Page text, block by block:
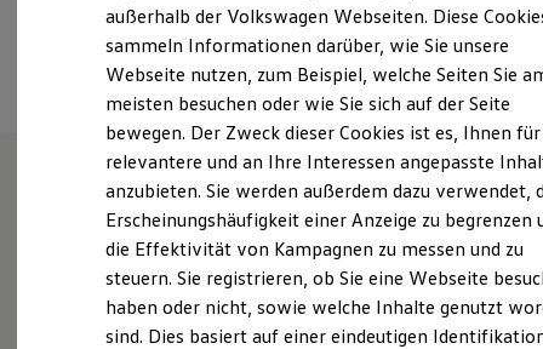
Economy Service
Räder & Reifen Service
Ersatzfahrzeuge
Notdienst und Pannenhilfe
Software, Konnektivität & Apps
California App
VW Connect für Ihren ID. Buzz
VW Connect für Ihren Transporter/Caravelle
VW Connect für Ihren Amarok
VW Connect für andere Modelle
Connect Pro
Fleet Interface Data
Multistop Pathfinder
Übersicht Software Updates
Hilfreiches für Besitzer
Termin vereinbaren
Unsere Leistungenim
Überblick
Neuwagen
Nutzfahrzeuge
außerhalb der Volkswagen Webseiten. Diese
sammeln Informationen darüber, wie Sie unsere
Webseite nutzen, zum Beispiel, welche Seiten Sie
meisten besuchen oder wie Sie sich auf der Seite
bewegen. Der Zweck dieser Cookies ist es, Ihnen für
relevantere und an Ihre Interessen angepasste
anzubieten. Sie werden außerdem dazu verwendet,
Erscheinungshäufigkeit einer Anzeige zu begrenzen
die Effektivität von Kampagnen zu messen und zu
steuern. Sie registrieren, ob Sie eine Webseite
haben oder nicht, sowie welche Inhalte genutzt
sind. Dies basiert auf einer eindeutigen